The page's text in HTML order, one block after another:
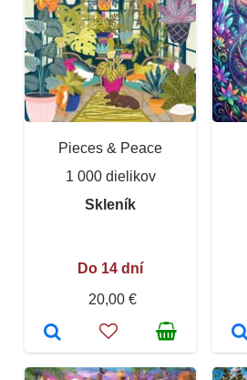
Pieces & Peace
1 000 dielikov
Skleník
Do 14 dní
20,00 €